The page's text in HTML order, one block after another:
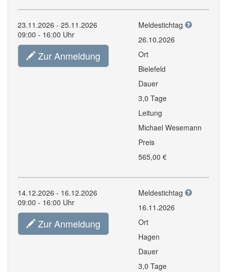
23.11.2026 - 25.11.2026
09:00 - 16:00 Uhr
Zur Anmeldung
Meldestichtag
26.10.2026
Ort
Bielefeld
Dauer
3,0 Tage
Leitung
Michael Wesemann
Preis
565,00 €
14.12.2026 - 16.12.2026
09:00 - 16:00 Uhr
Zur Anmeldung
Meldestichtag
16.11.2026
Ort
Hagen
Dauer
3,0 Tage